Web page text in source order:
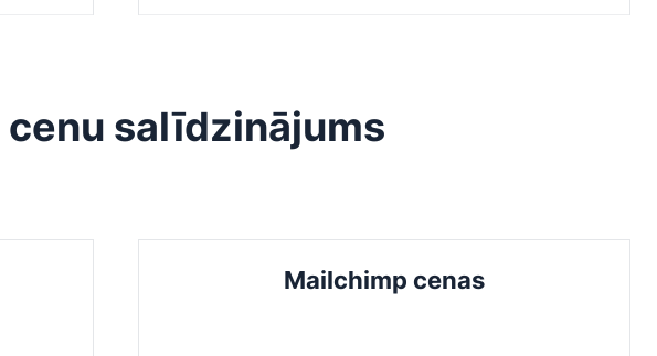
cenu salīdzinājums
Mailchimp cenas